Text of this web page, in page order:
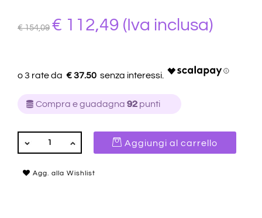
€ 154,09 € 112,49 (Iva inclusa)
€ 37.50
Compra e guadagna 92 punti
QUANTITÀ
Aggiungi al carrello
Agg. alla Wishlist